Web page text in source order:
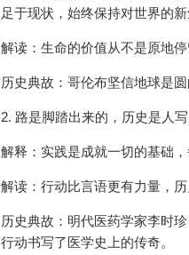
足于现状，始终保持对世界的新
解读：生命的价值从不是原地
历史典故：哥伦布坚信地球是
2. 路是脚踏出来的，历史是人
解释：实践是成就一切的基础
解读：行动比言语更有力量，
历史典故：明代医药学家李时
行动书写了医学史上的传奇。